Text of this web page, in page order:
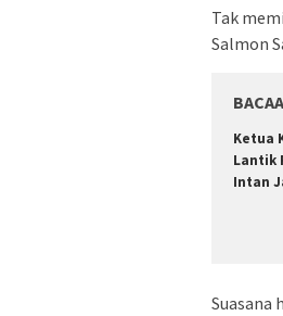
Tak
Salmon
Ketua
Lantik
Intan
Suasana